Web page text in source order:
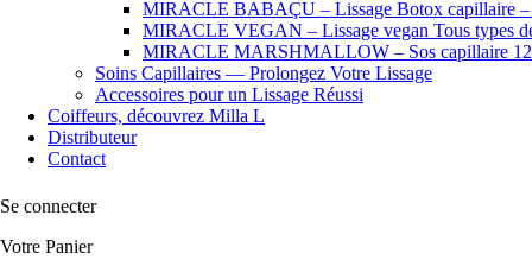
MIRACLE BABAÇU – Lissage Botox capillaire –
MIRACLE VEGAN – Lissage vegan Tous types
MIRACLE MARSHMALLOW – Sos capillaire
Soins Capillaires — Prolongez Votre Lissage
Accessoires pour un Lissage Réussi
Coiffeurs, découvrez Milla L
Distributeur
Contact
Se connecter
Votre Panier